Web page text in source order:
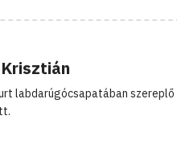
labdarúgócsapatában szereplő